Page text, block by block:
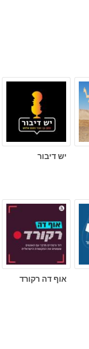
יש דיבור
אוף דה רקורד